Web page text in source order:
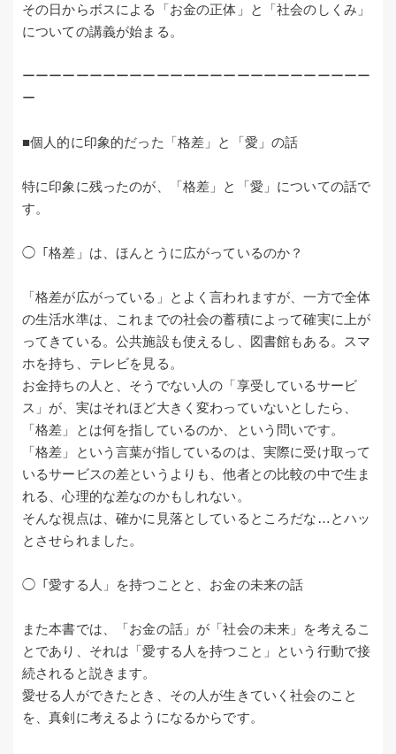
その日からボスによる「お金の正体」と「社会のしくみ」
についての講義が始まる。
ーーーーーーーーーーーーーーーーーーーーーーーーーー
ー
■個人的に印象的だった「格差」と「愛」の話
特に印象に残ったのが、「格差」と「愛」についての話で
す。
◯「格差」は、ほんとうに広がっているのか？
「格差が広がっている」とよく言われますが、一方で全体
の生活水準は、これまでの社会の蓄積によって確実に上が
ってきている。公共施設も使えるし、図書館もある。スマ
ホを持ち、テレビを見る。
お金持ちの人と、そうでない人の「享受しているサービ
ス」が、実はそれほど大きく変わっていないとしたら、
「格差」とは何を指しているのか、という問いです。
「格差」という言葉が指しているのは、実際に受け取って
いるサービスの差というよりも、他者との比較の中で生ま
れる、心理的な差なのかもしれない。
そんな視点は、確かに見落としているところだな…とハッ
とさせられました。
◯「愛する人」を持つことと、お金の未来の話
また本書では、「お金の話」が「社会の未来」を考えるこ
とであり、それは「愛する人を持つこと」という行動で接
続されると説きます。
愛せる人ができたとき、その人が生きていく社会のこと
を、真剣に考えるようになるからです。